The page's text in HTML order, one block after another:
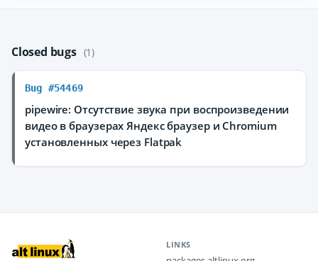
Closed bugs (1)
Bug #54469
pipewire: Отсутствие звука при воспроизведении
видео в браузерах Яндекс браузер и Chromium
установленных через Flatpak
LINKS